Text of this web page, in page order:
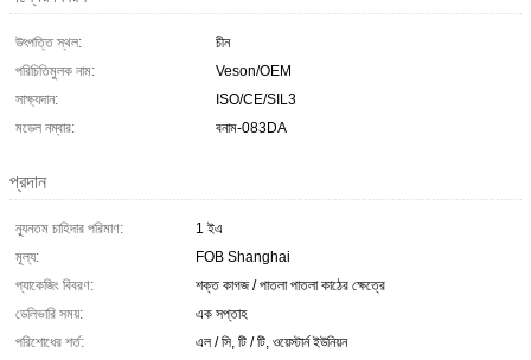
উৎপত্তি স্থল:
চীন
পরিচিতিমুলক নাম:
Veson/OEM
সাক্ষ্যদান:
ISO/CE/SIL3
মডেল নম্বার:
বনাম-083DA
প্রদান
ন্যূনতম চাহিদার পরিমাণ:
1 ইএ
মূল্য:
FOB Shanghai
প্যাকেজিং বিবরণ:
শক্ত কাগজ / পাতলা পাতলা কাঠের ক্ষেত্রে
ডেলিভারি সময়:
এক সপ্তাহ
পরিশোধের শর্ত:
এল / সি, টি / টি, ওয়েস্টার্ন ইউনিয়ন